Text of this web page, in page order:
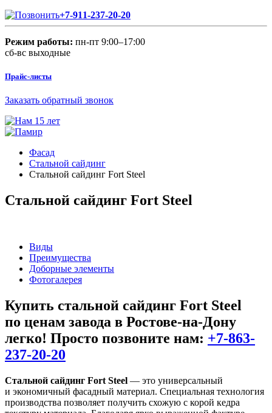
+7-911-237-20-20
Режим работы: пн-пт 9:00–17:00
сб-вс выходные
Прайс-листы
Заказать обратный звонок
Фасад
Стальной сайдинг
Стальной сайдинг Fort Steel
Стальной сайдинг Fort Steel
Виды
Преимущества
Доборные элементы
Фотогалерея
Купить стальной сайдинг Fort Steel
по ценам завода в Ростове-на-Дону
легко! Просто позвоните нам: +7-863-
237-20-20
Стальной сайдинг Fort Steel — это универсальный
и экономичный фасадный материал. Специальная технология
производства позволяет получить схожую с корой кедра